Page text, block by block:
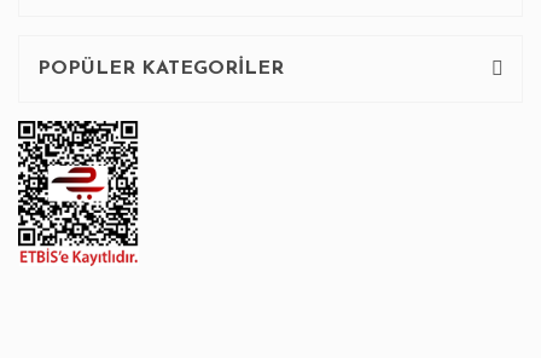
POPÜLER KATEGORİLER